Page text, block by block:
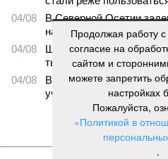
04/08
В Северной Осетии
на базе отдыха
04/08
Школьный набор на
тысячи рублей
04/08
В Дагестане нашли
участков под жилую
ЕЩЕ
Продолжая работу
согласие на
сайтом и
можете запретить
настройках
Пожалуйста,
«Политикой в
.